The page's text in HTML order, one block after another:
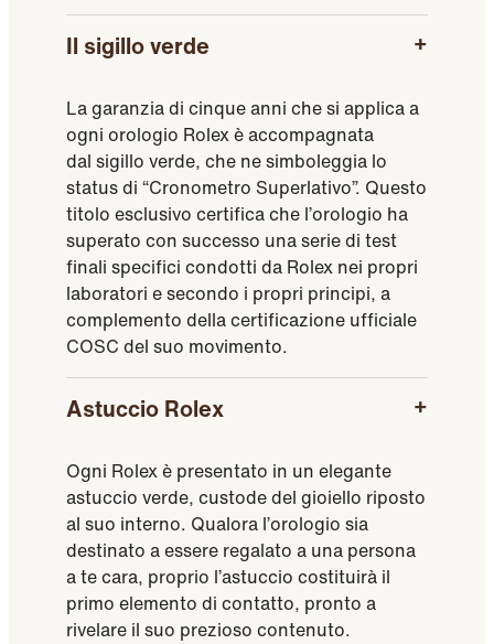
Il sigillo verde
La garanzia di cinque anni che si applica a
ogni orologio Rolex è accompagnata
dal sigillo verde, che ne simboleggia lo
status di “Cronometro Superlativo”. Questo
titolo esclusivo certifica che l’orologio ha
superato con successo una serie di test
finali specifici condotti da Rolex nei propri
laboratori e secondo i propri principi, a
complemento della certificazione ufficiale
COSC del suo movimento.
Astuccio Rolex
Ogni Rolex è presentato in un elegante
astuccio verde, custode del gioiello riposto
al suo interno. Qualora l’orologio sia
destinato a essere regalato a una persona
a te cara, proprio l’astuccio costituirà il
primo elemento di contatto, pronto a
rivelare il suo prezioso contenuto.